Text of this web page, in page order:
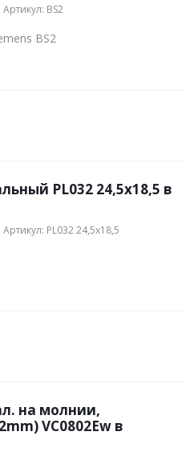
Артикул: BS2
BS2
PL032 24,5х18,5 в
Артикул: PL032 24,5х18,5
на молнии,
VC0802Ew в